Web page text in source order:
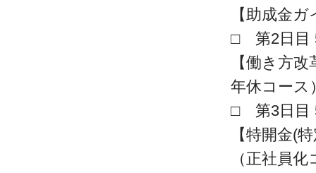
【助成金
□ 第2日目
【働き方
年休コース
□ 第3日目
【特開金(
（正社員